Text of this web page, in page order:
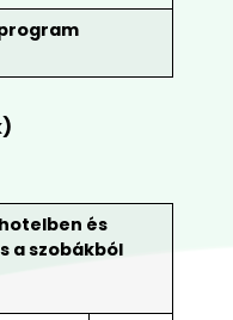
és
a szobákból